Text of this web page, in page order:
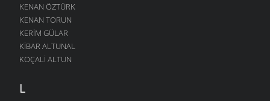
KENAN ÖZTÜRK
KENAN TORUN
KERIM GÜLAR
KIBAR ALTUNAL
KOÇALI ALTUN
L